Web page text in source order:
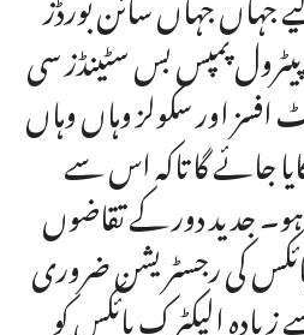
پمپس بس سٹینڈز سی
افسز اور سکولز وہاں وہاں
جائے گا تاکہ اس سے
جدید دور کے تقاضوں
کی رجسٹریشن ضروری
الیکٹرک بائکس کو